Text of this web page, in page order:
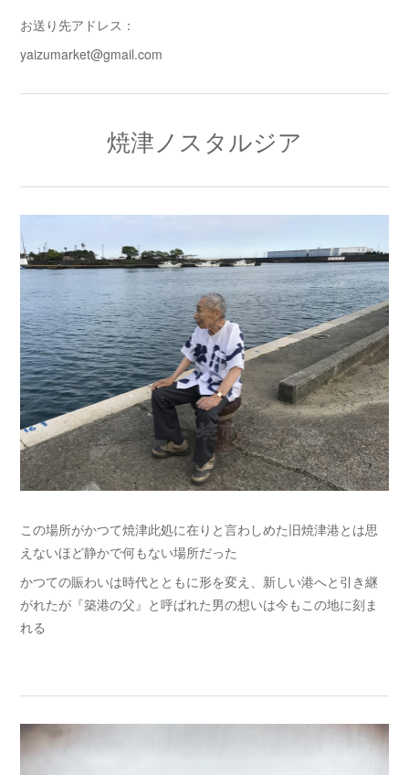
お送り先アドレス：
yaizumarket@gmail.com
焼津ノスタルジア
この場所がかつて焼津此処に在りと言わしめた旧焼津港とは思
えないほど静かで何もない場所だった
かつての賑わいは時代とともに形を変え、新しい港へと引き継
がれたが『築港の父』と呼ばれた男の想いは今もこの地に刻ま
れる